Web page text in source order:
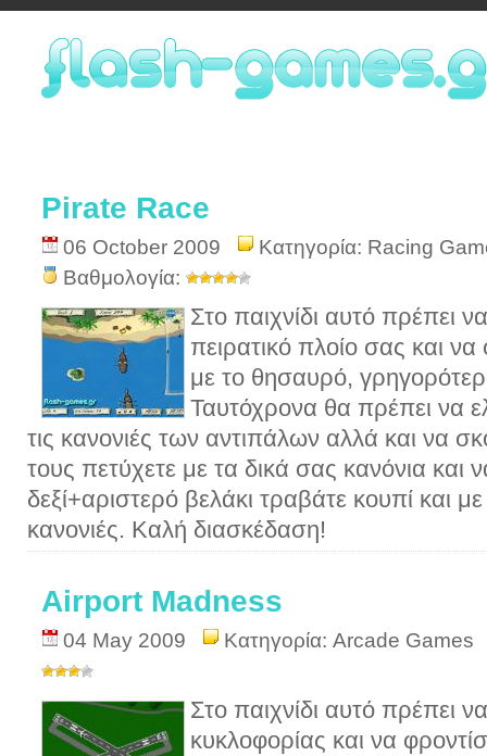
Pirate Race
06 October 2009 Κατηγορία: Racing
Βαθμολογία:
Στο παιχνίδι αυτό πρέπει
πειρατικό πλοίο σας και
με το θησαυρό,
Ταυτόχρονα θα πρέπει να
τις κανονιές των αντιπάλων αλλά και να
τους πετύχετε με τα δικά σας κανόνια
δεξί+αριστερό βελάκι τραβάτε κουπί και
κανονιές. Καλή διασκέδαση!
Airport Madness
04 May 2009 Κατηγορία: Arcade Games
Στο παιχνίδι αυτό πρέπει
κυκλοφορίας και να